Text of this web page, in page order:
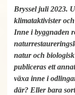
Bryssel juli 2023.
klimataktivister
Inne i byggnaden
natur och
publiceras ett
växa inne i
där? Eller bara